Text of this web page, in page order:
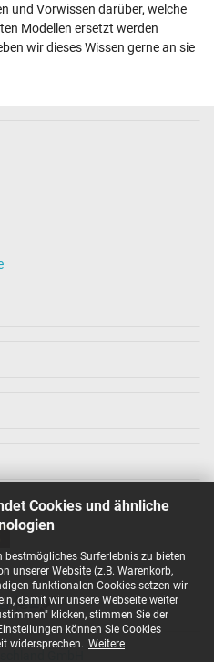
Cookies und ähnliche
bestmögliches Surferlebnis zu bieten
unserer Website (z.B. Warenkorb,
funktionalen Cookies setzen wir
damit wir unsere Webseite weiter
klicken, stimmen Sie der
können Sie Cookies
widersprechen. Weitere
und Vorwissen darüber, welche
Modellen ersetzt werden
wir dieses Wissen gerne an sie